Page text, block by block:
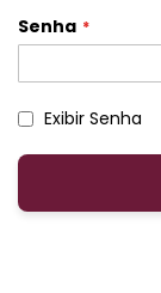
Senha
Exibir Senha